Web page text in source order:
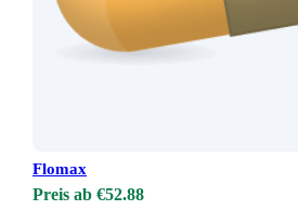
Flomax
Preis ab €52.88